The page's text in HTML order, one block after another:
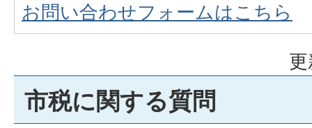
お問い合わせフォームはこちら
市税に関する質問